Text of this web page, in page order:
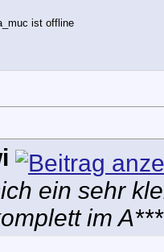
ein sehr
im